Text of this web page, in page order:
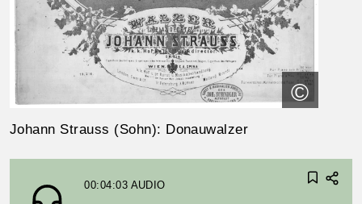
©
Johann Strauss (Sohn): Donauwalzer
00:04:03 AUDIO